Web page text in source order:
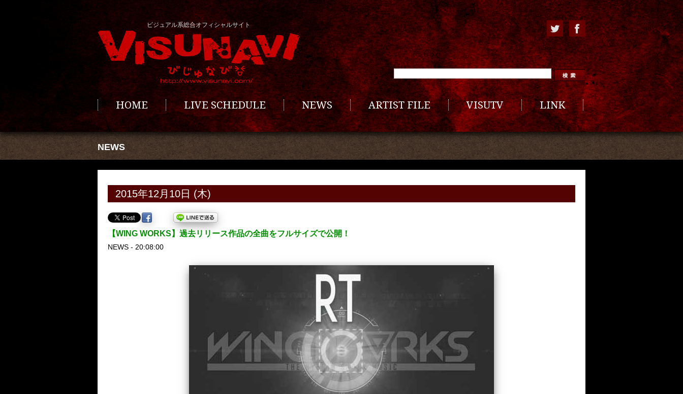
ビジュアル系総合オフィシャルサイト
HOME LIVE SCHEDULE NEWS ARTIST FILE VISUTV LINK
NEWS
2015年12月10日 (木)
【WING WORKS】過去リリース作品の全曲をフルサイズで公開！
NEWS - 20:08:00